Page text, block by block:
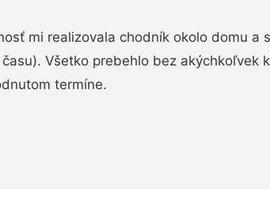
mi realizovala chodník okolo domu a
Všetko prebehlo bez akýchkoľvek
termíne.